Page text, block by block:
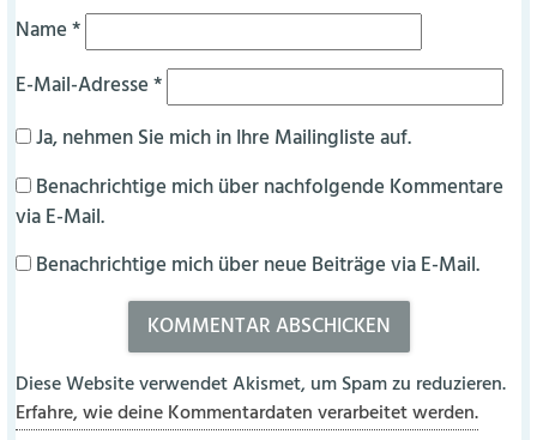
Name*
E-Mail-Adresse*
Ja, nehmen Sie mich in Ihre Mailingliste auf.
Benachrichtige mich über nachfolgende Kommentare
via E-Mail.
Benachrichtige mich über neue Beiträge via E-Mail.
Diese Website verwendet Akismet, um Spam zu reduzieren.
Erfahre, wie deine Kommentardaten verarbeitet werden.